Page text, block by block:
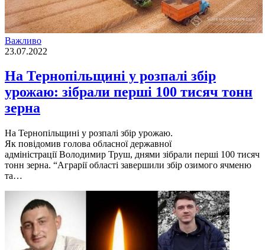
Важливо
23.07.2022
На Тернопільщині у розпалі збір
урожаю: зібрали перші 100 тисяч тонн
зерна
На Тернопільщині у розпалі збір урожаю.
Як повідомив голова обласної державної
адміністрації Володимир Труш, днями зібрали перші 100 тисяч
тонн зерна. “Аграрії області завершили збір озимого ячменю
та…